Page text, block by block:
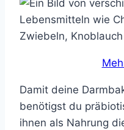
Damit deine
benötigst du
ihnen als Nahrung